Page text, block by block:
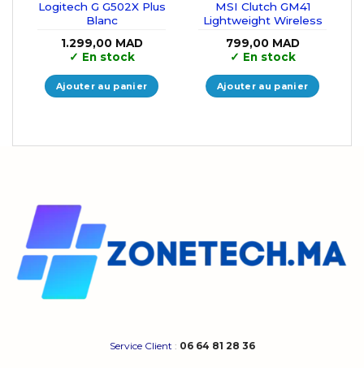
Logitech G G502X Plus
Blanc
1.299,00 MAD
✓ En stock
Ajouter au panier
MSI Clutch GM41
Lightweight Wireless
799,00 MAD
✓ En stock
Ajouter au panier
Service Client : 06 64 81 28 36